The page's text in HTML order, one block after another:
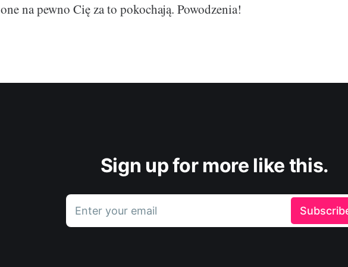
one na pewno Cię za to pokochają. Powodzenia!
Sign up for more like this.
Enter your email